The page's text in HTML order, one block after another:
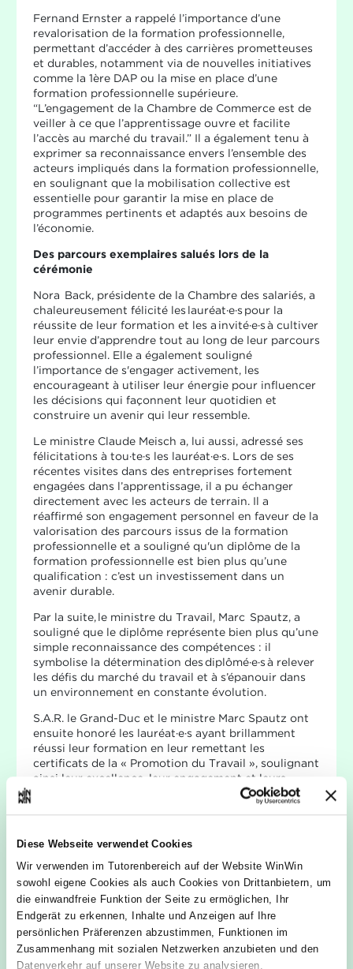
Diese Webseite verwendet Cookies
Wir verwenden im Tutorenbereich auf der Website WinWin
sowohl eigene Cookies als auch Cookies von Drittanbietern, um
die einwandfreie Funktion der Seite zu ermöglichen, Ihr
Endgerät zu erkennen, Inhalte und Anzeigen auf Ihre
persönlichen Präferenzen abzustimmen, Funktionen im
Zusammenhang mit sozialen Netzwerken anzubieten und den
Datenverkehr auf unserer Website zu analysieren.
Fernand Ernster a rappelé l’importance d’une
revalorisation de la formation professionnelle,
permettant d’accéder à des carrières prometteuses
et durables, notamment via de nouvelles initiatives
comme la 1ère DAP ou la mise en place d’une
formation professionnelle supérieure.
“L’engagement de la Chambre de Commerce est de
veiller à ce que l’apprentissage ouvre et facilite
l’accès au marché du travail.” Il a également tenu à
exprimer sa reconnaissance envers l’ensemble des
acteurs impliqués dans la formation professionnelle,
en soulignant que la mobilisation collective est
essentielle pour garantir la mise en place de
programmes pertinents et adaptés aux besoins de
l’économie.
Des parcours exemplaires salués lors de la
cérémonie
Nora Back, présidente de la Chambre des salariés, a
chaleureusement félicité les lauréat·e·s pour la
réussite de leur formation et les a invité·e·s à cultiver
leur envie d’apprendre tout au long de leur parcours
professionnel. Elle a également souligné
l’importance de s'engager activement, les
encourageant à utiliser leur énergie pour influencer
les décisions qui façonnent leur quotidien et
construire un avenir qui leur ressemble.
Le ministre Claude Meisch a, lui aussi, adressé ses
félicitations à tou·te·s les lauréat·e·s. Lors de ses
récentes visites dans des entreprises fortement
engagées dans l’apprentissage, il a pu échanger
directement avec les acteurs de terrain. Il a
réaffirmé son engagement personnel en faveur de la
valorisation des parcours issus de la formation
professionnelle et a souligné qu'un diplôme de la
formation professionnelle est bien plus qu’une
qualification : c’est un investissement dans un
avenir durable.
Par la suite, le ministre du Travail, Marc Spautz, a
souligné que le diplôme représente bien plus qu’une
simple reconnaissance des compétences : il
symbolise la détermination des diplômé·e·s à relever
les défis du marché du travail et à s’épanouir dans
un environnement en constante évolution.
S.A.R. le Grand-Duc et le ministre Marc Spautz ont
ensuite honoré les lauréat·e·s ayant brillamment
réussi leur formation en leur remettant les
certificats de la « Promotion du Travail », soulignant
ainsi leur excellence, leur engagement et leurs
Vous trouverez tous les grands moments de la
photo (https://www.cc.lu/galerie-remise-des-
diplomes-04022026).
Lien vers merkur.lu, rubrique “In the spotlight” :
https://merkur.lu/in-the-spotlight/446-diplomes-
remis
Lien vers les portraits des diplomé·e·s (RTL) :
https://www.rtl.lu/fotoen/events-a-